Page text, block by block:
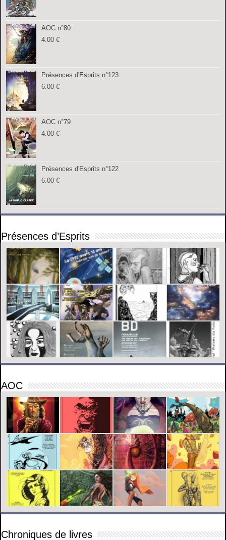
AOC n°80
4.00€
Présences d'Esprits n°123
6.00€
AOC n°79
4.00€
Présences d'Esprits n°122
6.00€
Présences d’Esprits
AOC
Chroniques de livres